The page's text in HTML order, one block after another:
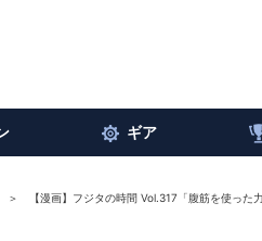
ギア
【漫画】フジタの時間 Vol.317「腹筋を使った